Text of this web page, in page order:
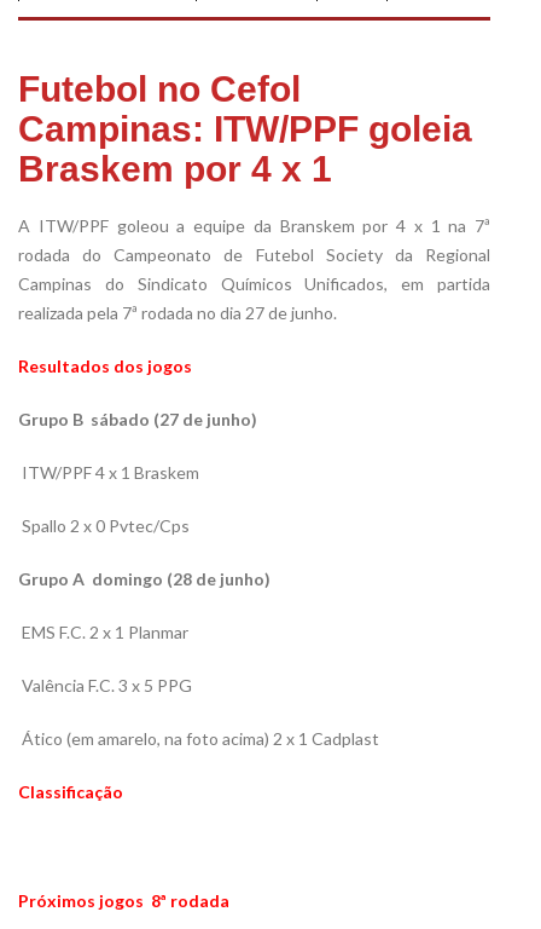
Futebol no Cefol
Campinas: ITW/PPF goleia
Braskem por 4 x 1
A ITW/PPF goleou a equipe da Branskem por 4 x 1 na 7ª
rodada do Campeonato de Futebol Society da Regional
Campinas do Sindicato Químicos Unificados, em partida
realizada pela 7ª rodada no dia 27 de junho.
Resultados dos jogos
Grupo B  sábado (27 de junho)
ITW/PPF 4 x 1 Braskem
Spallo 2 x 0 Pvtec/Cps
Grupo A  domingo (28 de junho)
EMS F.C. 2 x 1 Planmar
Valência F.C. 3 x 5 PPG
Ático (em amarelo, na foto acima) 2 x 1 Cadplast
Classificação
Próximos jogos  8ª rodada